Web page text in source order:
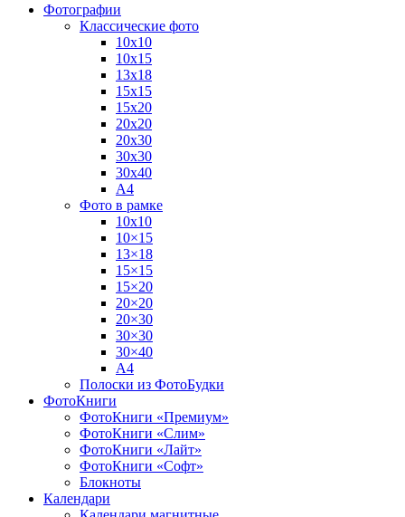
Фотографии
Классические фото
10х10
10х15
13х18
15х15
15х20
20х20
20х30
30х30
30х40
А4
Фото в рамке
10х10
10×15
13×18
15×15
15×20
20×20
20×30
30×30
30×40
A4
Полоски из ФотоБудки
ФотоКниги
ФотоКниги «Премиум»
ФотоКниги «Слим»
ФотоКниги «Лайт»
ФотоКниги «Софт»
Блокноты
Календари